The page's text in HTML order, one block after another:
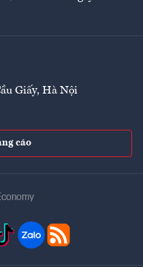
Giấy, Hà Nội
cáo